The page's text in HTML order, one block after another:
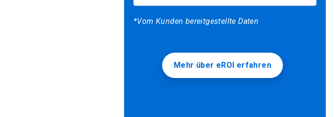
*Vom Kunden bereitgestellte Daten
Mehr über eROI erfahren